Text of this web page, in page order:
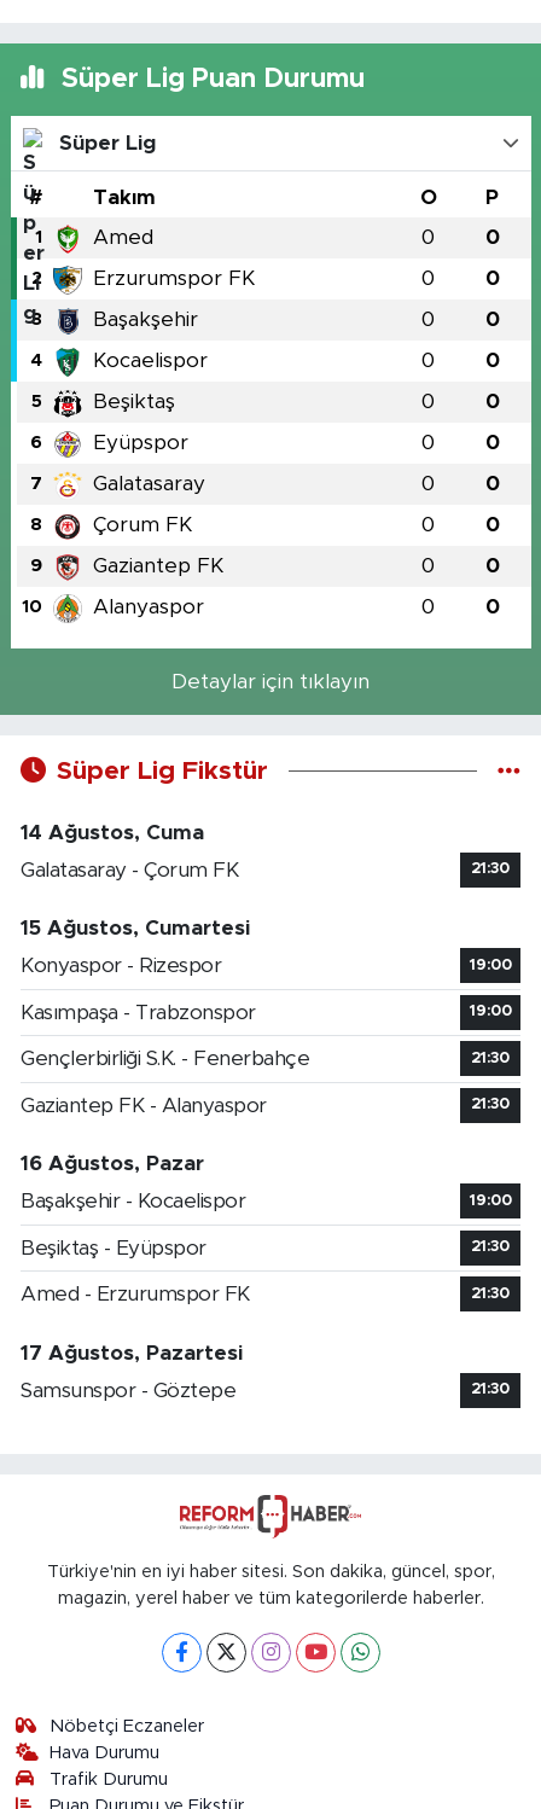
Süper Lig Puan Durumu
Süper Lig
# Takım O P
1 Amed 0 0
2 Erzurumspor FK 0 0
3 Başakşehir 0 0
4 Kocaelispor 0 0
5 Beşiktaş 0 0
6 Eyüpspor 0 0
7 Galatasaray 0 0
8 Çorum FK 0 0
9 Gaziantep FK 0 0
10 Alanyaspor 0 0
Detaylar için tıklayın
Süper Lig Fikstür
14 Ağustos, Cuma
Galatasaray - Çorum FK
21:30
15 Ağustos, Cumartesi
Konyaspor - Rizespor
19:00
Kasımpaşa - Trabzonspor 19:00
Gençlerbirliği S.K. - Fenerbahçe 21:30
Gaziantep FK - Alanyaspor 21:30
16 Ağustos, Pazar
Başakşehir - Kocaelispor
19:00
Beşiktaş - Eyüpspor 21:30
Amed - Erzurumspor FK 21:30
17 Ağustos, Pazartesi
Samsunspor - Göztepe
21:30
Türkiye'nin en iyi haber sitesi. Son dakika, güncel, spor,
magazin, yerel haber ve tüm kategorilerde haberler.
Nöbetçi Eczaneler
Hava Durumu
Trafik Durumu
Puan Durumu ve Fikstür